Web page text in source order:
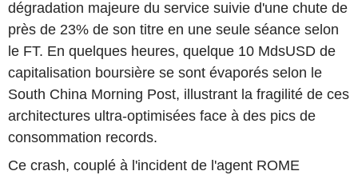
dégradation majeure du service suivie d'une chute de
près de 23% de son titre en une seule séance selon
le FT. En quelques heures, quelque 10 MdsUSD de
capitalisation boursière se sont évaporés selon le
South China Morning Post, illustrant la fragilité de ces
architectures ultra-optimisées face à des pics de
consommation records.
Ce crash, couplé à l'incident de l'agent ROME